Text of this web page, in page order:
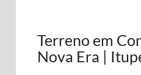
Terreno em
Nova Era |